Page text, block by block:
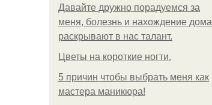
Давайте дружно порадуемся за
меня, болезнь и нахождение дома
раскрывают в нас талант.
Цветы на короткие ногти.
5 причин чтобы выбрать меня как
мастера маникюра!